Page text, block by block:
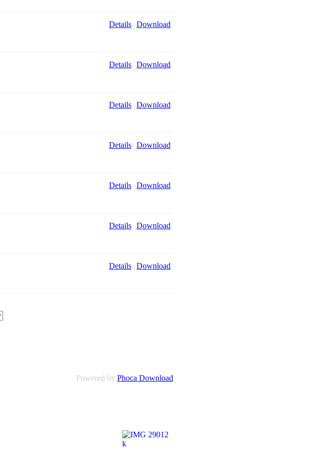
Download
Details
Download
Details
Download
Details
Download
Details
Download
Details
Download
Details
Download
Details
Powered by Phoca Download